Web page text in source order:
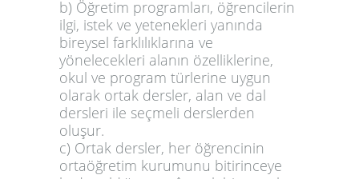
b) Öğretim programları, öğrencilerin
ilgi, istek ve yetenekleri yanında
bireysel farklılıklarına ve
yönelecekleri alanın özelliklerine,
okul ve program türlerine uygun
olarak ortak dersler, alan ve dal
dersleri ile seçmeli derslerden
oluşur.
c) Ortak dersler, her öğrencinin
ortaöğretim kurumunu bitirinceye